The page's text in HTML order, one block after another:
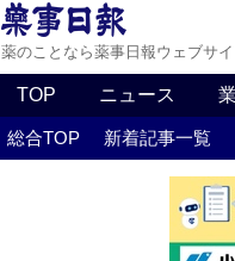
薬のことなら薬事日報ウェブサイ
TOP ニュース
総合TOP 新着記事一覧